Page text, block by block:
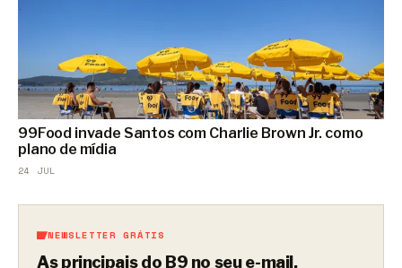
99Food invade Santos com Charlie Brown Jr. como
plano de mídia
24 JUL
NEWSLETTER GRÁTIS
As principais do B9 no seu e-mail.